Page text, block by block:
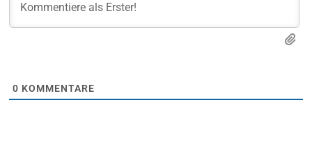
0 KOMMENTARE